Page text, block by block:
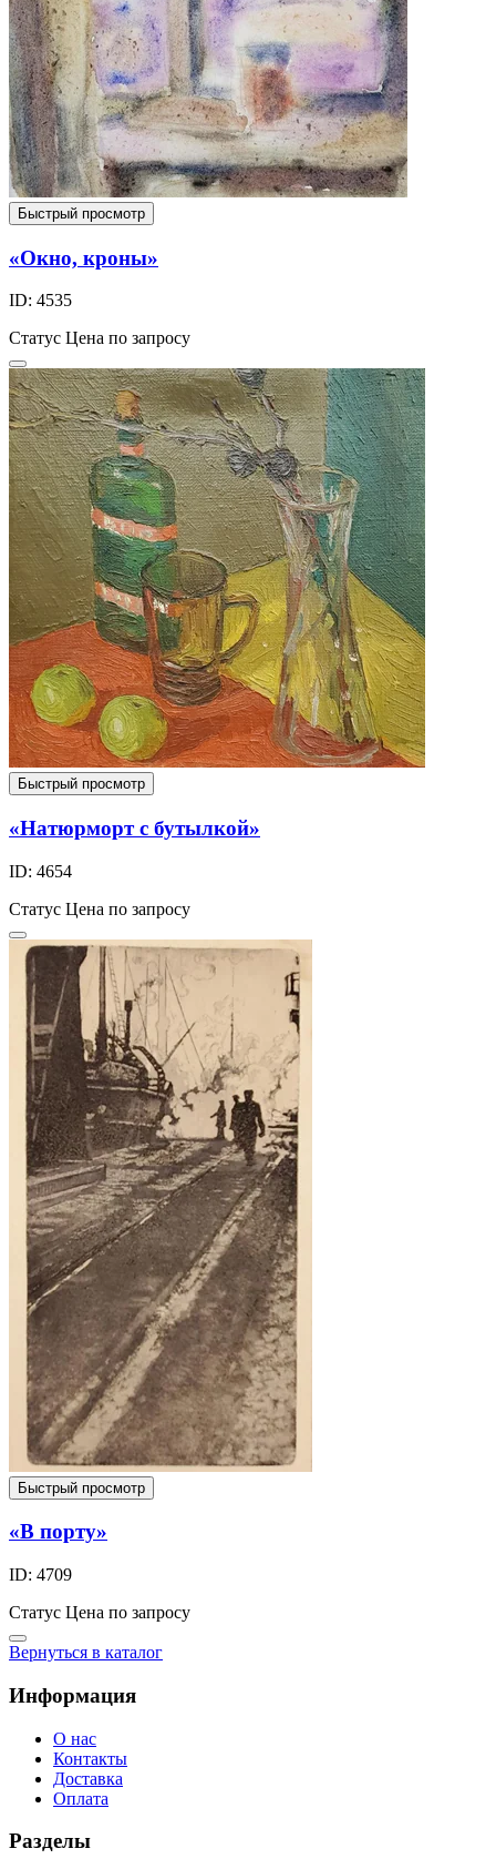
Быстрый просмотр
«Окно, кроны»
ID: 4535
Статус Цена по запросу
Быстрый просмотр
«Натюрморт с бутылкой»
ID: 4654
Статус Цена по запросу
Быстрый просмотр
«В порту»
ID: 4709
Статус Цена по запросу
Вернуться в каталог
Информация
О нас
Контакты
Доставка
Оплата
Разделы